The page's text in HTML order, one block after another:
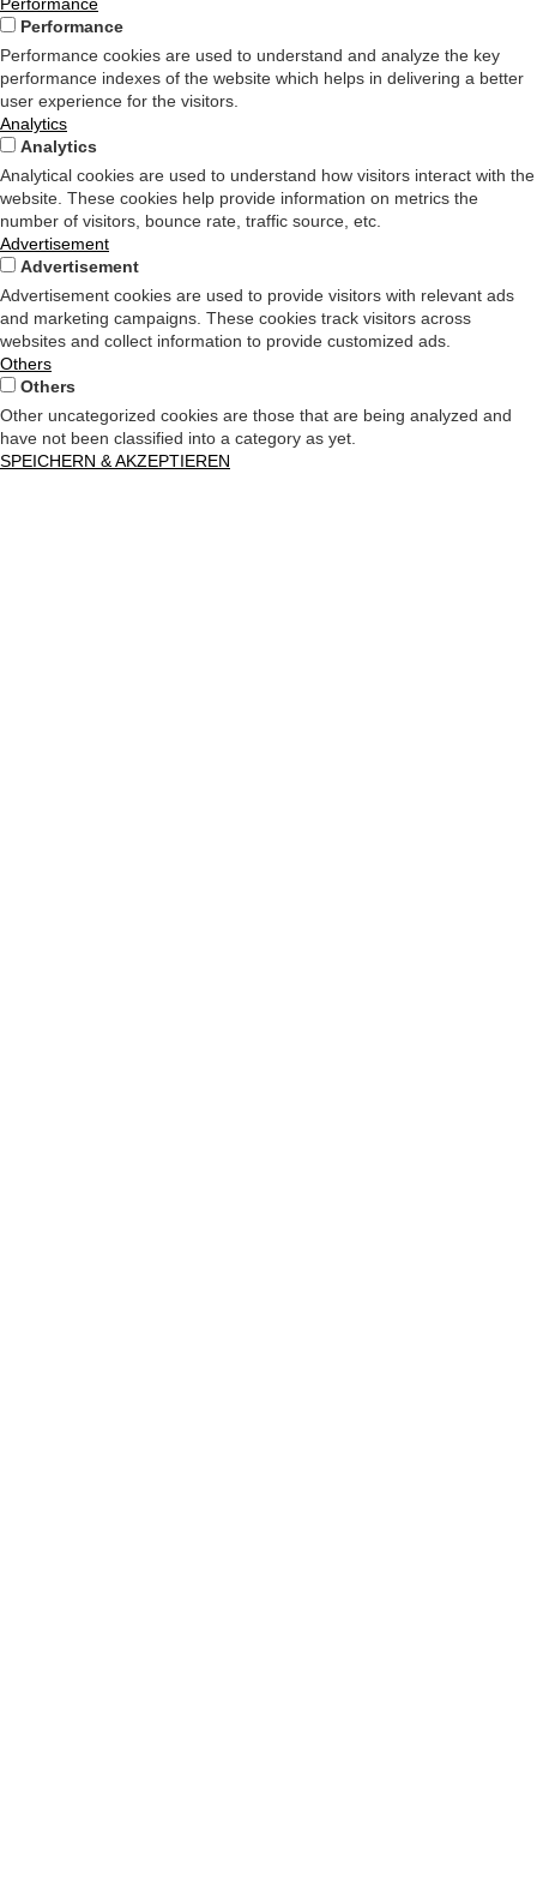
Performance
Performance cookies are used to understand and analyze the key
performance indexes of the website which helps in delivering a better
user experience for the visitors.
Analytics
Analytics
Analytical cookies are used to understand how visitors interact with the
website. These cookies help provide information on metrics the
number of visitors, bounce rate, traffic source, etc.
Advertisement
Advertisement
Advertisement cookies are used to provide visitors with relevant ads
and marketing campaigns. These cookies track visitors across
websites and collect information to provide customized ads.
Others
Others
Other uncategorized cookies are those that are being analyzed and
have not been classified into a category as yet.
SPEICHERN & AKZEPTIEREN